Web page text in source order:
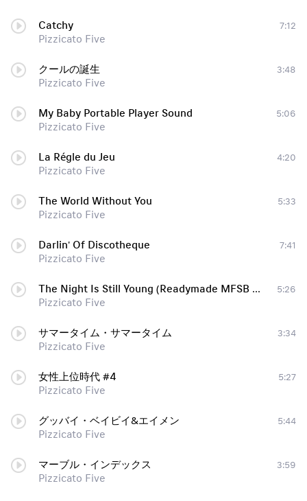
Catchy
Pizzicato Five
7:12
クールの誕生
Pizzicato Five
3:48
My Baby Portable Player Sound
Pizzicato Five
5:06
La Régle du Jeu
Pizzicato Five
4:20
The World Without You
Pizzicato Five
5:33
Darlin' Of Discotheque
Pizzicato Five
7:41
The Night Is Still Young (Readymade MFSB mix)
Pizzicato Five
5:26
サマータイム・サマータイム
Pizzicato Five
3:34
女性上位時代 #4
Pizzicato Five
5:27
グッバイ・ベイビイ&エイメン
Pizzicato Five
5:44
マーブル・インデックス
Pizzicato Five
3:59